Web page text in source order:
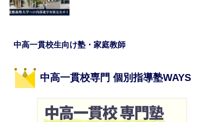
中高一貫校生向け塾・家庭教師
中高一貫校専門 個別指導塾WAYS